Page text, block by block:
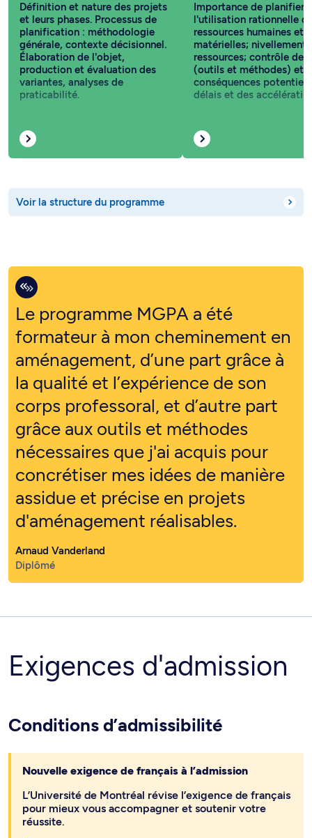
Définition et nature des projets
et leurs phases. Processus de
planification : méthodologie
générale, contexte décisionnel.
Élaboration de l'objet,
production et évaluation des
variantes, analyses de
praticabilité.
Importance de planifier
l'utilisation rationnelle
ressources humaines et
matérielles; nivellement
ressources; contrôle
(outils et méthodes) et
conséquences
délais et des
Voir la structure du programme
Le programme MGPA a été
formateur à mon cheminement en
aménagement, d’une part grâce à
la qualité et l’expérience de son
corps professoral, et d’autre part
grâce aux outils et méthodes
nécessaires que j'ai acquis pour
concrétiser mes idées de manière
assidue et précise en projets
d'aménagement réalisables.
Arnaud Vanderland
Diplômé
Exigences d'admission
Conditions d’admissibilité
Nouvelle exigence de français à l’admission
L’Université de Montréal révise l’exigence de français
pour mieux vous accompagner et soutenir votre
réussite.